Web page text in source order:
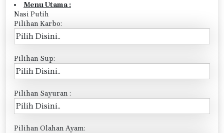
Menu Utama :
Nasi Putih
Pilihan Karbo:
Pilihan Sup:
Pilihan Sayuran :
Pilihan Olahan Ayam: